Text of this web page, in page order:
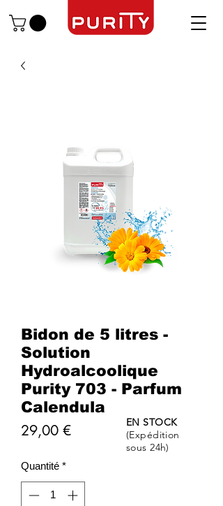
Bidon de 5 litres -
Solution
Hydroalcoolique
Purity 703 - Parfum
Calendula
29,00 €Prix
Quantité *
EN STOCK
(Expédition
sous 24h)